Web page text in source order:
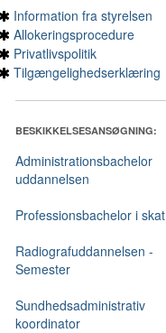
Information fra styrelsen
Allokeringsprocedure
Privatlivspolitik
Tilgængelighedserklæring
BESKIKKELSESANSØGNING:
Administrationsbachelor
uddannelsen
Professionsbachelor i skat
Radiografuddannelsen -
Semester
Sundhedsadministrativ
koordinator